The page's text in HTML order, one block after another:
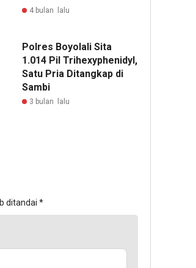
4 bulan lalu
Polres Boyolali Sita
1.014 Pil Trihexyphenidyl,
Satu Pria Ditangkap di
Sambi
3 bulan lalu
ditandai *